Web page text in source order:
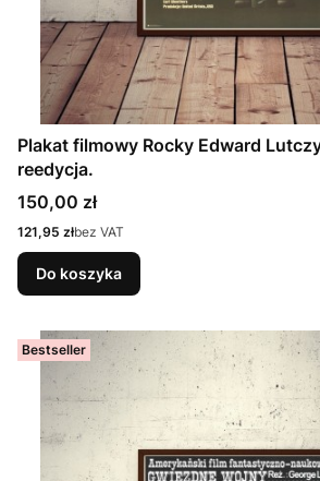
Plakat filmowy Rocky Edward
reedycja.
Cena
150,00 zł
Cena
121,95 złbez VAT
Do koszyka
Bestseller